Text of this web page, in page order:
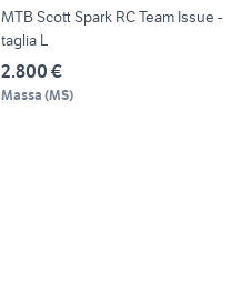
MTB Scott Spark RC Team Issue -
taglia L
2.800 €
Massa (MS)